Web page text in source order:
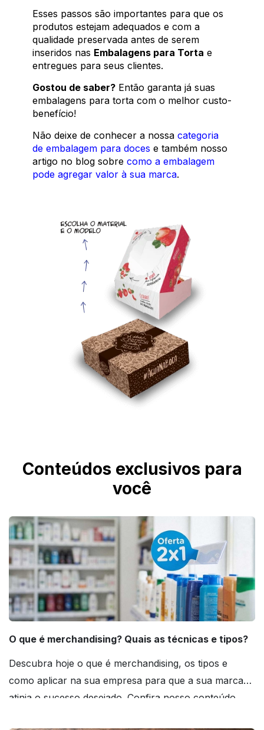
Esses passos são importantes para que os
produtos estejam adequados e com a
qualidade preservada antes de serem
inseridos nas Embalagens para Torta e
entregues para seus clientes.
Gostou de saber? Então garanta já suas
embalagens para torta com o melhor custo-
benefício!
Não deixe de conhecer a nossa categoria
de embalagem para doces e também nosso
artigo no blog sobre como a embalagem
pode agregar valor à sua marca.
Conteúdos exclusivos para
você
O que é merchandising? Quais as técnicas e tipos?
Descubra hoje o que é merchandising, os tipos e
como aplicar na sua empresa para que a sua marca
atinja o sucesso desejado. Confira nosso conteúdo